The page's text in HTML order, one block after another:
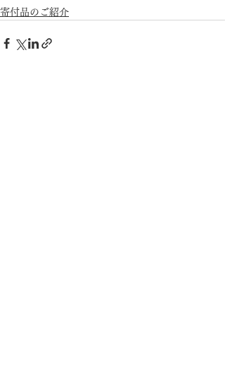
寄付品のご紹介